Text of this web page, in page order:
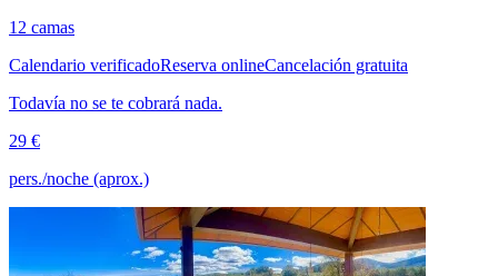
12 camas
Calendario verificadoReserva onlineCancelación gratuita
Todavía no se te cobrará nada.
29 €
pers./noche (aprox.)